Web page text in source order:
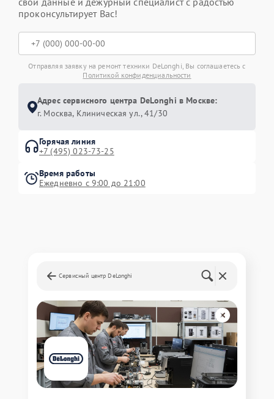
проконсультирует Вас!
Отправляя заявку на ремонт техники DeLonghi, Вы соглашаетесь с
Политикой конфиденциальности
Адрес сервисного центра DeLonghi в Москве:
г. Москва, Клиническая ул., 41/30
Горячая линия
+7 (495) 023-73-25
Время работы
Ежедневно с 9:00 до 21:00
Сервисный центр DeLonghi